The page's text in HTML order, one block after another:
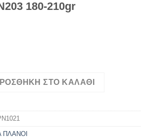
180-210gr
210gr ποσότητα
ΣΤΟ ΚΑΛΆΘΙ
ΠΛΑΝΟΙ